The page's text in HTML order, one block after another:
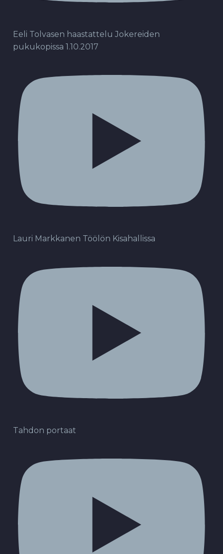
Eeli Tolvasen haastattelu Jokereiden
pukukopissa 1.10.2017
Lauri Markkanen Töölön Kisahallissa
Tahdon portaat